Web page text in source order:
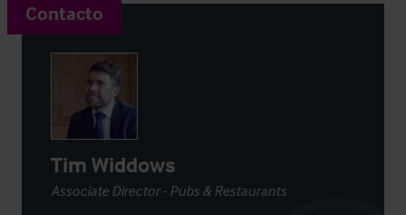
Contacto
Tim Widdows
Associate Director - Pubs & Restaurants